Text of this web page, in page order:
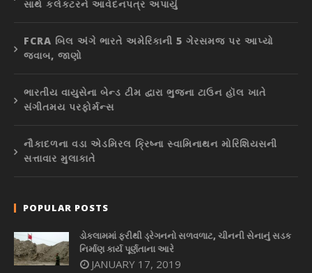
સાથે કલેક્ટરને આવેદનપત્ર અપાયું
FCRA બિલ અંગે ભારતે અમેરિકાની 5 ગેરસમજ પર આપ્યો
જવાબ, જાણો
ભારતીય વાયુસેના બેન્ડ ટીમ દ્વારા ભુજના ટાઉન હૉલ ખાતે
સંગીતમય પરફોર્મન્સ
નૌકાદળના વડા એડમિરલ ક્રિષ્ના સ્વામિનાથન મોરિશિયસની
સત્તાવાર મુલાકાતે
POPULAR POSTS
ડોકલામમાં ફરીથી ડ્રેગનનો સળવળાટ, ચીનની સેનાનું સડક
નિર્માણ કાર્ય પૂર્ણતાના આરે
JANUARY 17, 2019